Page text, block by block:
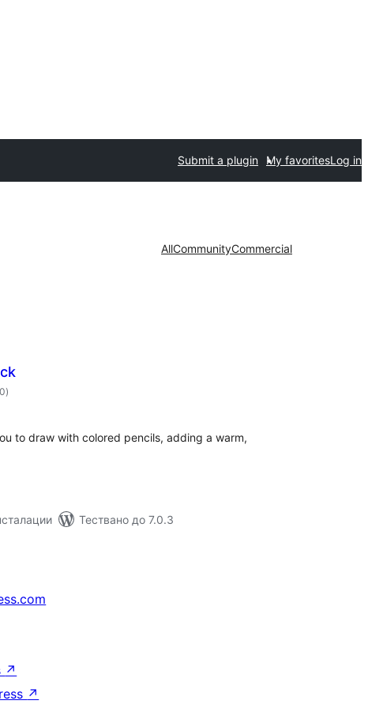
Submit a plugin My favoritesLog in
AllCommunityCommercial
общо
оценки
)
to draw with colored pencils, adding a warm,
Тествано до 7.0.3
↗
↗